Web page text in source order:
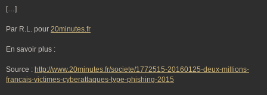
[…]
Par R.L. pour 20minutes.fr
En savoir plus :
Source : http://www.20minutes.fr/societe/1772515-20160125-deux-millions-
francais-victimes-cyberattaques-type-phishing-2015